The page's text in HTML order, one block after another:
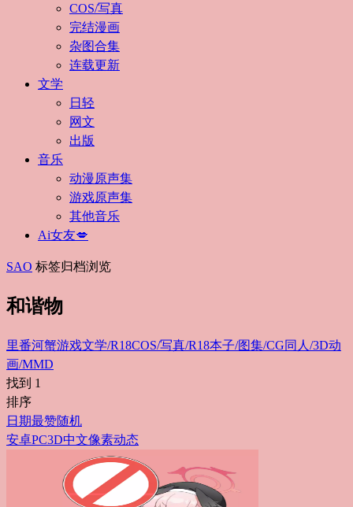
COS/写真
完结漫画
杂图合集
连载更新
文学
日轻
网文
出版
音乐
动漫原声集
游戏原声集
其他音乐
Ai女友💋
SAO 标签归档浏览
和谐物
里番河蟹游戏文学/R18COS/写真/R18本子/图集/CG同人/3D动
画/MMD
找到 1
排序
日期最赞随机
安卓PC3D中文像素动态